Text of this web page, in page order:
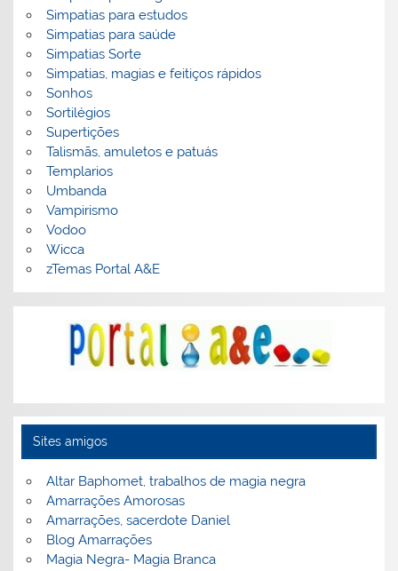
Simpatias para estudos
Simpatias para saúde
Simpatias Sorte
Simpatias, magias e feitiços rápidos
Sonhos
Sortilégios
Supertições
Talismãs, amuletos e patuás
Templarios
Umbanda
Vampirismo
Vodoo
Wicca
zTemas Portal A&E
Sites amigos
Altar Baphomet, trabalhos de magia negra
Amarrações Amorosas
Amarrações, sacerdote Daniel
Blog Amarrações
Magia Negra- Magia Branca